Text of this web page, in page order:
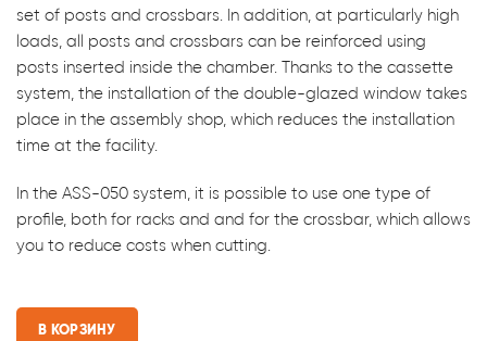
set of posts and crossbars. In addition, at particularly high
loads, all posts and crossbars can be reinforced using
posts inserted inside the chamber. Thanks to the cassette
system, the installation of the double-glazed window takes
place in the assembly shop, which reduces the installation
time at the facility.
In the ASS-050 system, it is possible to use one type of
profile, both for racks and and for the crossbar, which allows
you to reduce costs when cutting.
В КОРЗИНУ